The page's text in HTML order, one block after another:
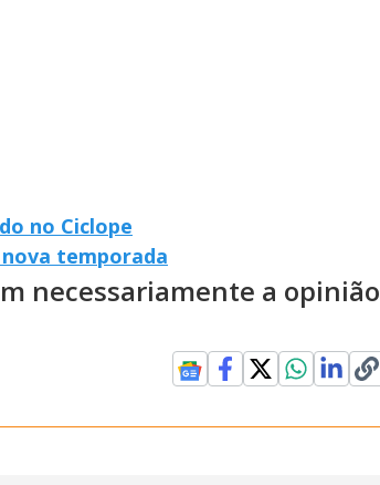
no Ciclope
temporada
necessariamente a opinião